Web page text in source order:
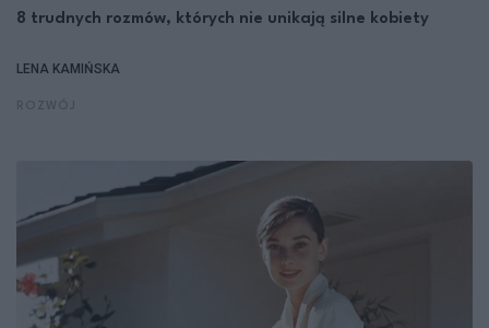
8 trudnych rozmów, których nie unikają silne kobiety
LENA KAMIŃSKA